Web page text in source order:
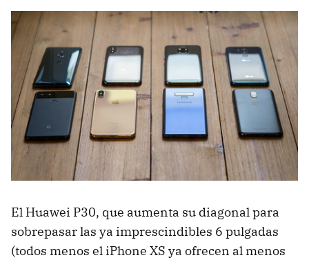
El Huawei P30, que aumenta su diagonal para
sobrepasar las ya imprescindibles 6 pulgadas
(todos menos el iPhone XS ya ofrecen al menos